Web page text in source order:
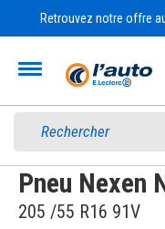
Retrouvez notre offre
Pneu Nexen
205 /55 R16 91V